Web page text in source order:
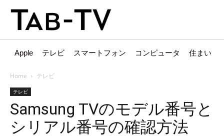
Apple テレビ スマートフォン コンピュータ 住まい
Home テレビ
テレビ
Samsung TVのモデル番号と
シリアル番号の確認方法